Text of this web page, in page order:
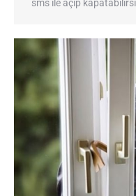
sms ile açıp